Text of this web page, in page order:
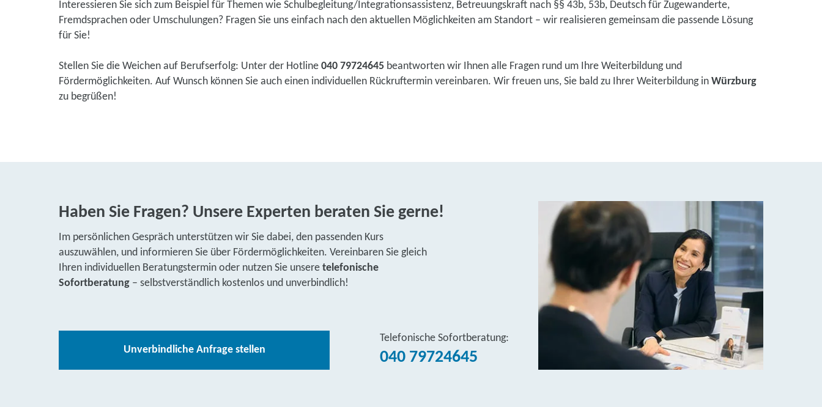
Interessieren Sie sich zum Beispiel für Themen wie Schulbegleitung/Integrationsassistenz, Betreuungskraft nach §§ 43b, 53b, Deutsch für Zugewanderte,
Fremdsprachen oder Umschulungen? Fragen Sie uns einfach nach den aktuellen Möglichkeiten am Standort – wir realisieren gemeinsam die passende Lösung
für Sie!
Stellen Sie die Weichen auf Berufserfolg: Unter der Hotline 040 79724645 beantworten wir Ihnen alle Fragen rund um Ihre Weiterbildung und
Fördermöglichkeiten. Auf Wunsch können Sie auch einen individuellen Rückruftermin vereinbaren. Wir freuen uns, Sie bald zu Ihrer Weiterbildung in Würzburg
zu begrüßen!
Haben Sie Fragen? Unsere Experten beraten Sie gerne!
Im persönlichen Gespräch unterstützen wir Sie dabei, den passenden Kurs
auszuwählen, und informieren Sie über Fördermöglichkeiten. Vereinbaren Sie gleich
Ihren individuellen Beratungstermin oder nutzen Sie unsere telefonische
Sofortberatung – selbstverständlich kostenlos und unverbindlich!
Unverbindliche Anfrage stellen
Telefonische Sofortberatung:
040 79724645